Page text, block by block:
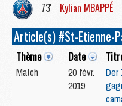
73' Kylian MBAPPÉ
Article(s) #St-Etienne-
Thème Date
Match
20 févr.
2019
Der